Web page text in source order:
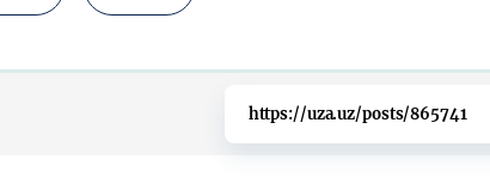
https://uza.uz/posts/865741